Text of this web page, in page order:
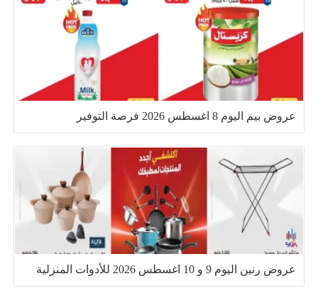
عروض بيم اليوم 8 اغسطس 2026 فرصة التوفير
عروض رنين اليوم 9 و 10 اغسطس 2026 للأدوات المنزلية